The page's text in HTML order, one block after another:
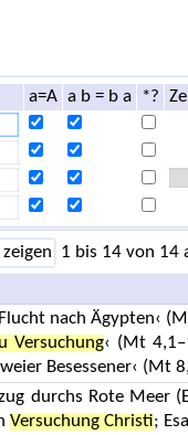
a=A a b = b a *?
1 bis 14 von 14
nach Ägypten‹
Versuchung‹ (Mt
Besessener‹ (Mt
durchs Rote Meer
Versuchung Christi;